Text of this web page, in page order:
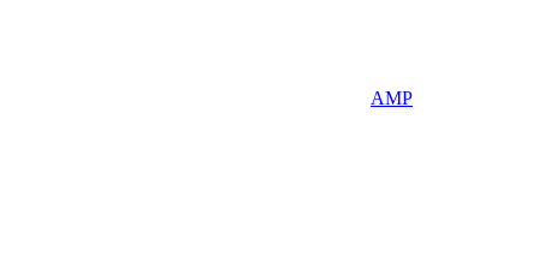
AMP